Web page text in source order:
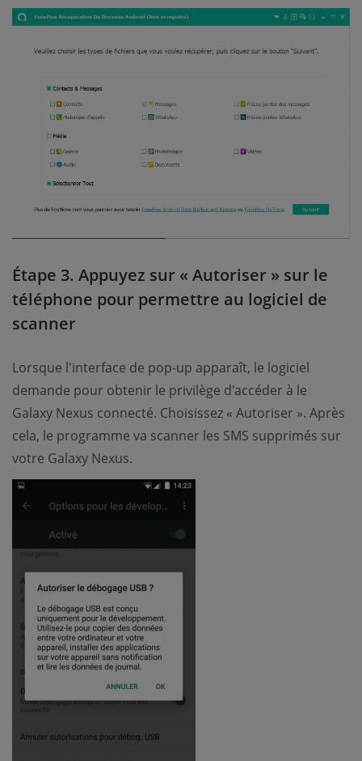
Étape 3. Appuyez sur « Autoriser » sur le
téléphone pour permettre au logiciel de
scanner
Lorsque l'interface de pop-up apparaît, le logiciel
demande pour obtenir le privilège d'accéder à le
Galaxy Nexus connecté. Choisissez « Autoriser ». Après
cela, le programme va scanner les SMS supprimés sur
votre Galaxy Nexus.